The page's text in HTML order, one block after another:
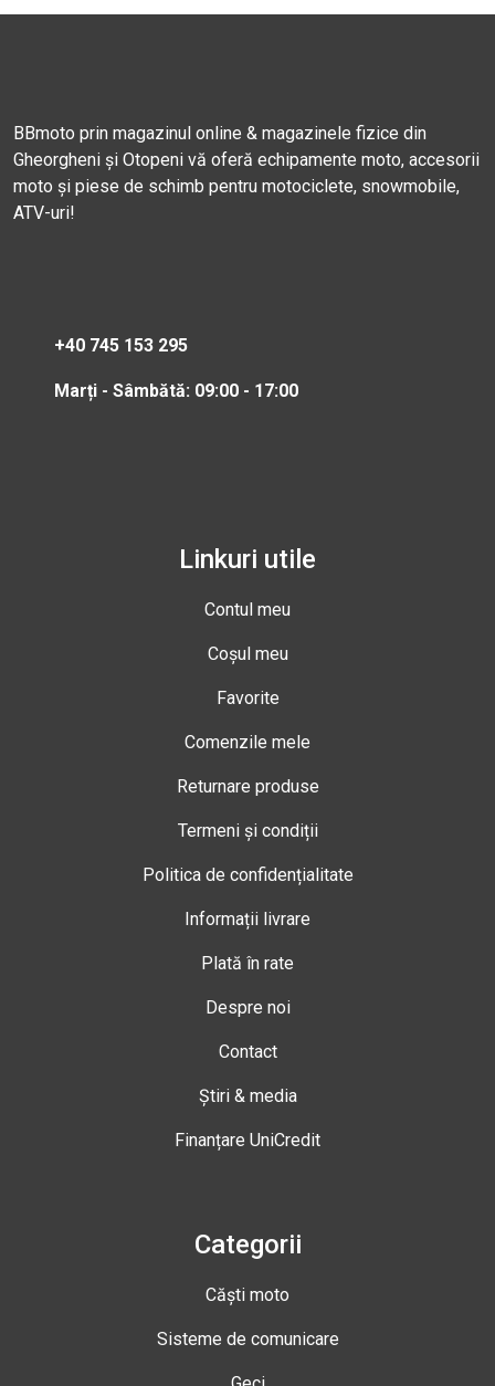
BBmoto prin magazinul online & magazinele fizice din
Gheorgheni și Otopeni vă oferă echipamente moto, accesorii
moto și piese de schimb pentru motociclete, snowmobile,
ATV-uri!
+40 745 153 295
Marți - Sâmbătă: 09:00 - 17:00
Linkuri utile
Contul meu
Coșul meu
Favorite
Comenzile mele
Returnare produse
Termeni și condiții
Politica de confidențialitate
Informații livrare
Plată în rate
Despre noi
Contact
Știri & media
Finanțare UniCredit
Categorii
Căști moto
Sisteme de comunicare